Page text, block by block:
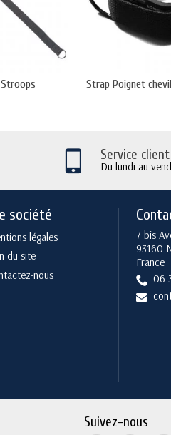
Strap Poignet
Service client
Du lundi au
société
légales
du site
nous
7 bis
93160
France
06
Suivez-nous